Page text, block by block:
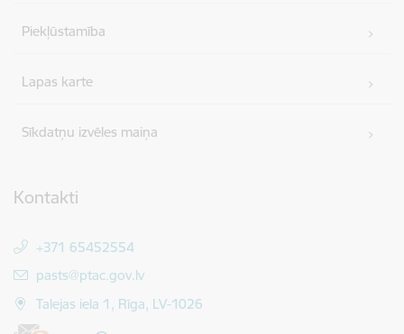
Piekļūstamība
Lapas karte
Sīkdatņu izvēles maiņa
Kontakti
+371 65452554
E-pasts:
pasts@ptac.gov.lv
Talejas iela 1, Rīga, LV-1026